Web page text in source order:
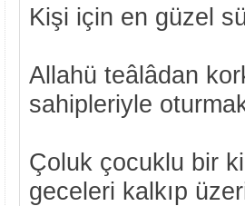
Kişi için en güzel
Allahü teâlâdan
sahipleriyle
Çoluk çocuklu bir
geceleri kalkıp